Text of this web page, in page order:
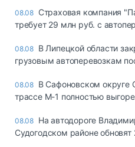
08.08 Страховая компания
требует 29 млн руб. с
08.08 В Липецкой области
грузовым автоперевозкам
08.08 В Сафоновском округе
трассе М-1 полностью
08.08 На автодороге
Судогодском районе обновят